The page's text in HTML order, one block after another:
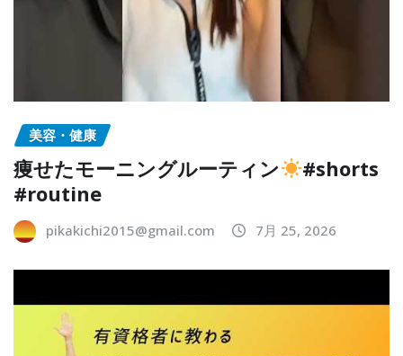
美容・健康
痩せたモーニングルーティン
#shorts
#routine
pikakichi2015@gmail.com 7月 25, 2026